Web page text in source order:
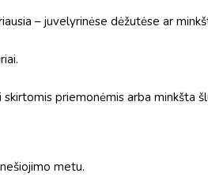
– juvelyrinėse dėžutėse ar
priemonėmis arba
metu.